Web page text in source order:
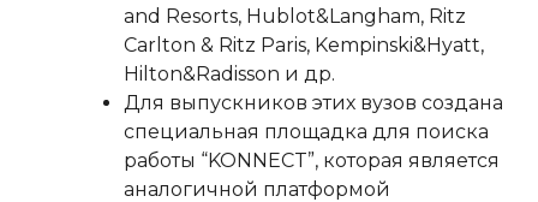
and Resorts, Hublot&Langham, Ritz
Carlton & Ritz Paris, Kempinski&Hyatt,
Hilton&Radisson и др.
Для выпускников этих вузов создана
специальная площадка для поиска
работы “KONNECT”, которая является
аналогичной платформой